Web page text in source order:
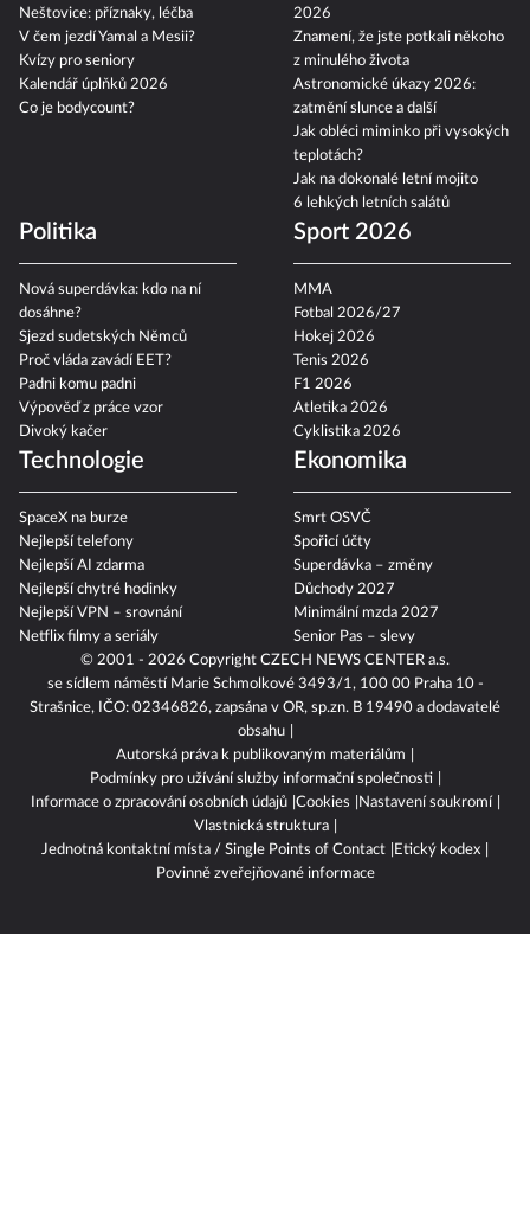
© 2001 - 2026 Copyright CZECH NEWS CENTER a.s.
se sídlem náměstí Marie Schmolkové 3493/1, 100 00 Praha 10 -
Strašnice, IČO: 02346826, zapsána v OR, sp.zn. B 19490 a dodavatelé
obsahu
Autorská práva k publikovaným materiálům
Podmínky pro užívání služby informační společnosti
Informace o zpracování osobních údajů Cookies
Nastavení soukromí
Vlastnická struktura
Jednotná kontaktní místa / Single Points of Contact
Etický kodex
Povinně zveřejňované informace
Neštovice: příznaky, léčba
V čem jezdí Yamal a Mesii?
Kvízy pro seniory
Kalendář úplňků 2026
Co je bodycount?
2026
Znamení, že jste potkali někoho
z minulého života
Astronomické úkazy 2026:
zatmění slunce a další
Jak obléci miminko při vysokých
teplotách?
Jak na dokonalé letní mojito
6 lehkých letních salátů
Politika
Nová superdávka: kdo na ní
dosáhne?
Sjezd sudetských Němců
Proč vláda zavádí EET?
Padni komu padni
Výpověď z práce vzor
Divoký kačer
Sport 2026
MMA
Fotbal 2026/27
Hokej 2026
Tenis 2026
F1 2026
Atletika 2026
Cyklistika 2026
Technologie
SpaceX na burze
Nejlepší telefony
Nejlepší AI zdarma
Nejlepší chytré hodinky
Nejlepší VPN – srovnání
Netflix filmy a seriály
Ekonomika
Smrt OSVČ
Spořicí účty
Superdávka – změny
Důchody 2027
Minimální mzda 2027
Senior Pas – slevy